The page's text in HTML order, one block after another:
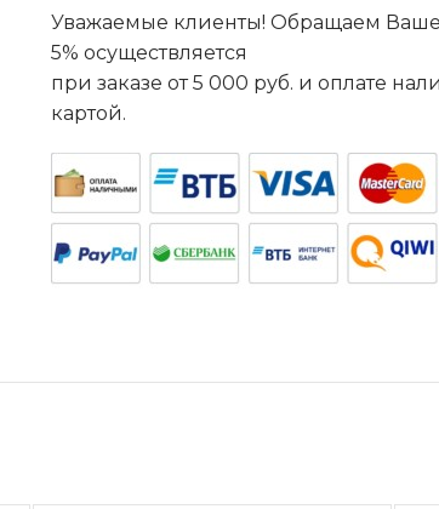
Уважаемые клиенты! Обращаем Ваше
5% осуществляется
при заказе от 5 000 руб. и оплате
картой.